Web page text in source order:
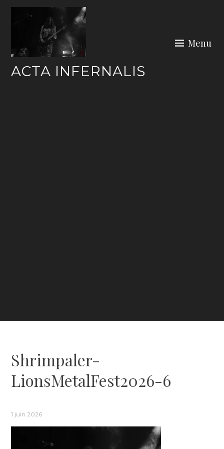
Skip
ACTA INFERNALIS
Menu
Shrimpaler-
LionsMetalFest2026-6
1 juin 2026